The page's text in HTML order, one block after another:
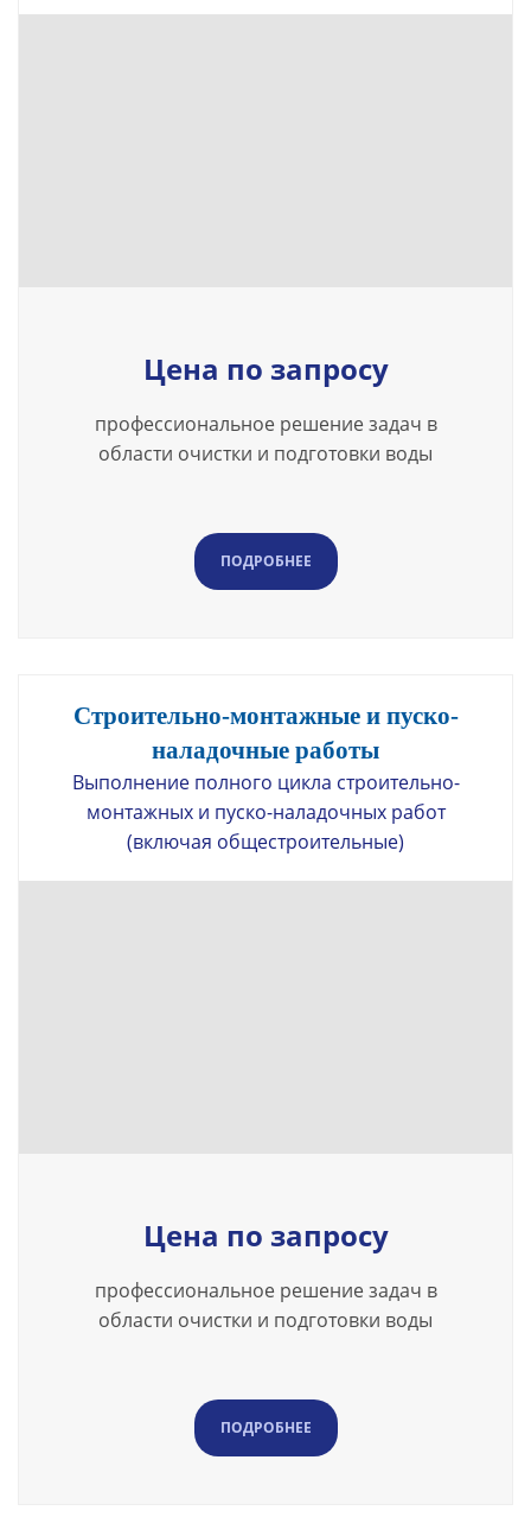
Цена по запросу
профессиональное решение задач в
области очистки и подготовки воды
ПОДРОБНЕЕ
Строительно-монтажные и пуско-
наладочные работы
Выполнение полного цикла строительно-
монтажных и пуско-наладочных работ
(включая общестроительные)
Цена по запросу
профессиональное решение задач в
области очистки и подготовки воды
ПОДРОБНЕЕ